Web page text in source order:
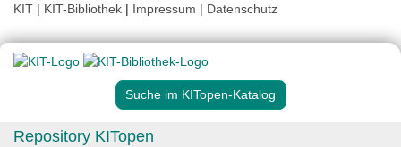
KIT | KIT-Bibliothek | Impressum | Datenschutz
Suche im KITopen-Katalog
Repository KITopen